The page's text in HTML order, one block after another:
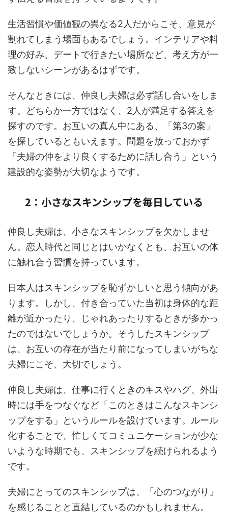
生活習慣や価値観の異なる2人だからこそ、意見が
割れてしまう場面もあるでしょう。インテリアや料
理の好み、デートで行きたい場所など、考え方が一
致しないシーンがあるはずです。
そんなときには、仲良し夫婦は必ず話し合いをしま
す。どちらか一方ではなく、2人が満足する答えを
探すのです。お互いの真ん中にある、「第3の案」
を探しているともいえます。問題を放っておかず
「夫婦の仲をより良くするために話し合う」という
建設的な姿勢が大切なようです。
2：小さなスキンシップを毎日している
仲良し夫婦は、小さなスキンシップを欠かしませ
ん。恋人時代と同じとはいかなくとも、お互いの体
に触れ合う習慣を持っています。
日本人はスキンシップを恥ずかしいと思う傾向があ
ります。しかし、付き合っていた当初は身体的な距
離が近かったり、じゃれあったりするときが多かっ
たのではないでしょうか。そうしたスキンシップ
は、お互いの存在が当たり前になってしまいがちな
夫婦にこそ、大切でしょう。
仲良し夫婦は、仕事に行くときのキスやハグ、外出
時には手をつなぐなど「このときはこんなスキンシ
ップをする」というルールを設けています。ルール
化することで、忙しくてコミュニケーションが少な
いような時期でも、スキンシップを続けられるよう
です。
夫婦にとってのスキンシップは、「心のつながり」
を感じることと直結しているのかもしれません。